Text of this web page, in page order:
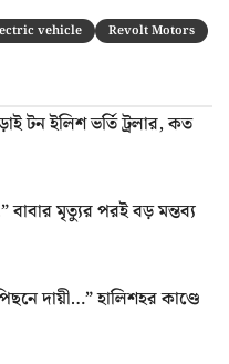
vehicle Revolt Motors
টন ইলিশ ভর্তি ট্রলার, কত
মৃত্যুর পরই বড় মন্তব্য
দায়ী…” হালিশহর কাণ্ডে